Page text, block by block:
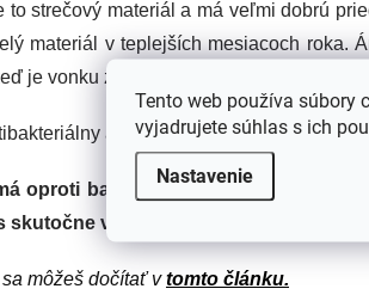
Tento web používa súbory
vyjadrujete súhlas s ich
Nastavenie
to strečový materiál a má veľmi dobrú
materiál v teplejších mesiacoch roka.
je vonku zima.
a pretože je antistatický,
oproti bavlne vyššiu savosť a
vyhovuje.
môžeš dočítať v tomto článku.